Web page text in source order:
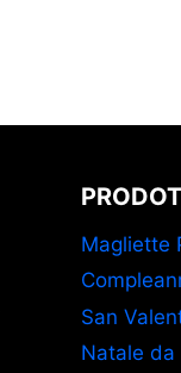
Magliette
San
Natale da